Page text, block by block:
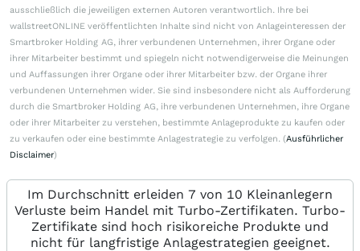
ausschließlich die jeweiligen externen Autoren verantwortlich. Ihre bei
wallstreetONLINE veröffentlichten Inhalte sind nicht von Anlageinteressen der
Smartbroker Holding AG, ihrer verbundenen Unternehmen, ihrer Organe oder
ihrer Mitarbeiter bestimmt und spiegeln nicht notwendigerweise die Meinungen
und Auffassungen ihrer Organe oder ihrer Mitarbeiter bzw. der Organe ihrer
verbundenen Unternehmen wider. Sie sind insbesondere nicht als Aufforderung
durch die Smartbroker Holding AG, ihre verbundenen Unternehmen, ihre Organe
oder ihrer Mitarbeiter zu verstehen, bestimmte Anlageprodukte zu kaufen oder
zu verkaufen oder eine bestimmte Anlagestrategie zu verfolgen. (Ausführlicher
Disclaimer)
Im Durchschnitt erleiden 7 von 10 Kleinanlegern
Verluste beim Handel mit Turbo-Zertifikaten. Turbo-
Zertifikate sind hoch risikoreiche Produkte und
nicht für langfristige Anlagestrategien geeignet.